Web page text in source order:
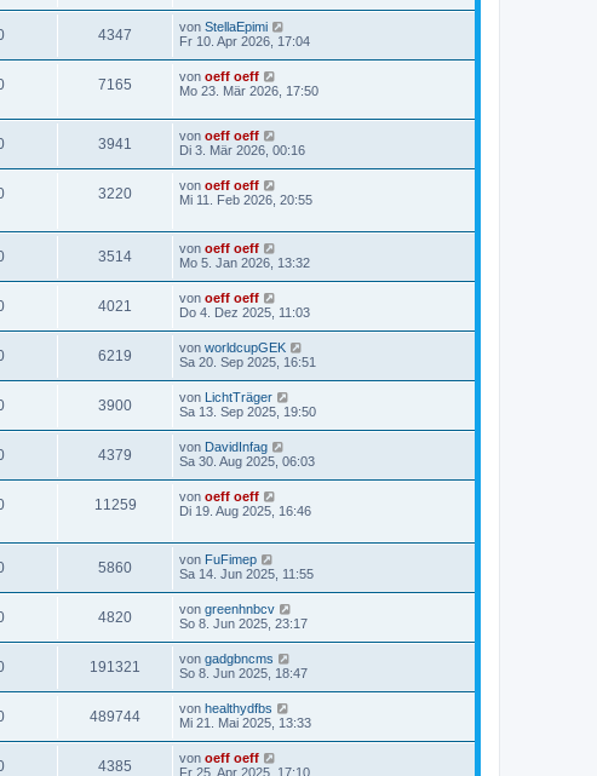
4347 von StellaEpimi
Fr 10. Apr 2026, 17:04
7165 von oeff oeff
Mo 23. Mär 2026, 17:50
3941 von oeff oeff
Di 3. Mär 2026, 00:16
3220 von oeff oeff
Mi 11. Feb 2026, 20:55
3514 von oeff oeff
Mo 5. Jan 2026, 13:32
4021 von oeff oeff
Do 4. Dez 2025, 11:03
6219 von worldcupGEK
Sa 20. Sep 2025, 16:51
3900 von LichtTräger
Sa 13. Sep 2025, 19:50
4379 von DavidInfag
Sa 30. Aug 2025, 06:03
11259 von oeff oeff
Di 19. Aug 2025, 16:46
5860 von FuFimep
Sa 14. Jun 2025, 11:55
4820 von greenhnbcv
So 8. Jun 2025, 23:17
191321 von gadgbncms
So 8. Jun 2025, 18:47
489744 von healthydfbs
Mi 21. Mai 2025, 13:33
4385 von oeff oeff
Fr 25. Apr 2025, 17:10